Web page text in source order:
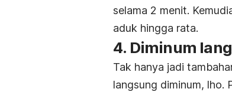
selama 2 menit.
aduk hingga rata.
4. Diminum
Tak hanya jadi
langsung diminum, lho.